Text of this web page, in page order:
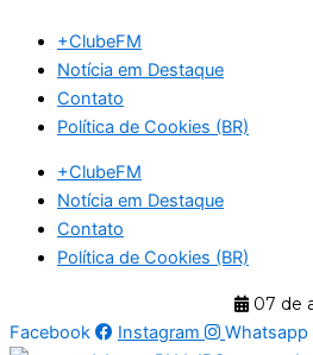
para
conteúdo
+ClubeFM
Notícia em Destaque
Contato
Política de Cookies (BR)
+ClubeFM
Notícia em Destaque
Contato
Política de Cookies (BR)
07 de
Facebook
Instagram Whatsapp